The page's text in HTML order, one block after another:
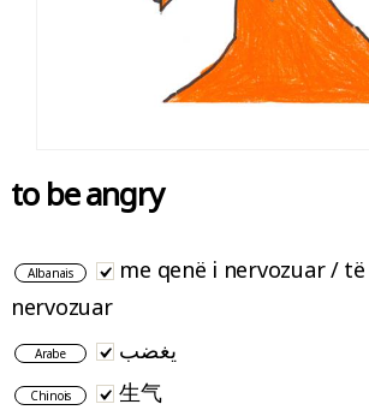
to be angry
Albanais
me qenë i nervozuar /
nervozuar
Arabe يغضب
Chinois 生气